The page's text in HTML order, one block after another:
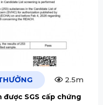
2.5m
được SGS cấp chứng